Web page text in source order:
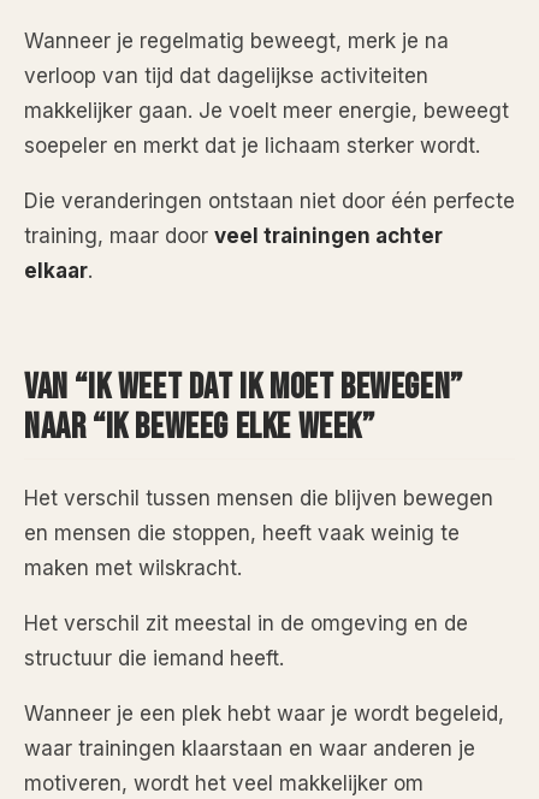
Wanneer je regelmatig beweegt, merk je na
verloop van tijd dat dagelijkse activiteiten
makkelijker gaan. Je voelt meer energie, beweegt
soepeler en merkt dat je lichaam sterker wordt.
Die veranderingen ontstaan niet door één perfecte
training, maar door veel trainingen achter
elkaar.
VAN “IK WEET DAT IK MOET BEWEGEN”
NAAR “IK BEWEEG ELKE WEEK”
Het verschil tussen mensen die blijven bewegen
en mensen die stoppen, heeft vaak weinig te
maken met wilskracht.
Het verschil zit meestal in de omgeving en de
structuur die iemand heeft.
Wanneer je een plek hebt waar je wordt begeleid,
waar trainingen klaarstaan en waar anderen je
motiveren, wordt het veel makkelijker om